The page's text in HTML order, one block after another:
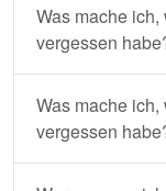
Was mache
vergessen
Was mache
vergessen